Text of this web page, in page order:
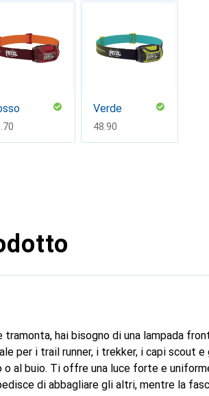
Verde
CHF
48.90
hai bisogno di una lampada
per i trail runner, i trekker, i capi scout
o al buio. Ti offre una luce forte e
di abbagliare gli altri, mentre la